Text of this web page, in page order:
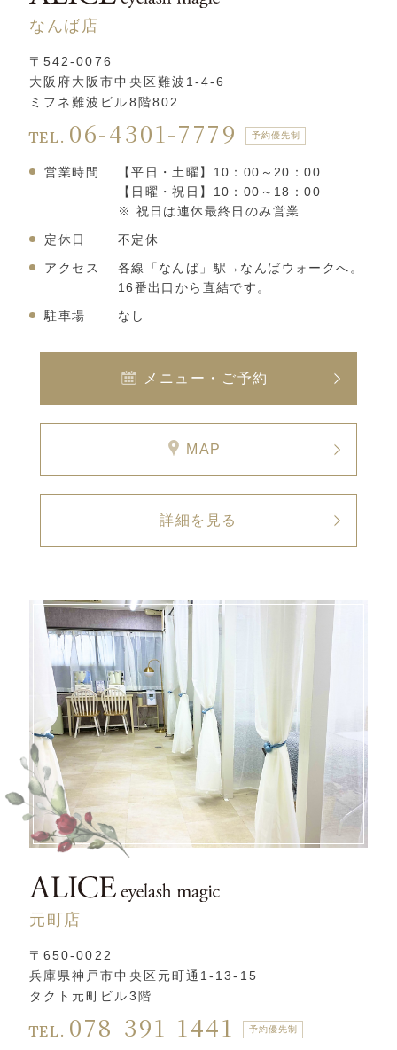
なんば店
〒542-0076
大阪府大阪市中央区難波1-4-6
ミフネ難波ビル8階802
TEL. 06-4301-7779 予約優先制
営業時間
【平日・土曜】10：00～20：00
【日曜・祝日】10：00～18：00
※ 祝日は連休最終日のみ営業
定休日
不定休
アクセス
各線「なんば」駅→なんばウォークへ。
16番出口から直結です。
駐車場
なし
メニュー・ご予約
MAP
詳細を見る
元町店
〒650-0022
兵庫県神戸市中央区元町通1-13-15
タクト元町ビル3階
TEL. 078-391-1441 予約優先制